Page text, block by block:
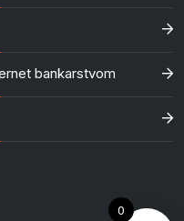
bankarstvom
0